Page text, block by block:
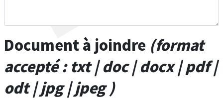
Document à joindre (format
accepté : txt | doc | docx | pdf |
odt | jpg | jpeg )